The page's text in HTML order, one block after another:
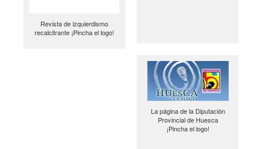
Revista de izquierdismo
recalcitrante ¡Pincha el logo!
La página de la Diputación
Provincial de Huesca
¡Pincha el logo!